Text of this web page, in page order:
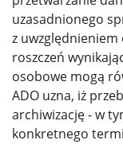
uzasadnionego
z
roszczeń
osobowe mogą
ADO uzna, iż
archiwizację - w
konkretnego